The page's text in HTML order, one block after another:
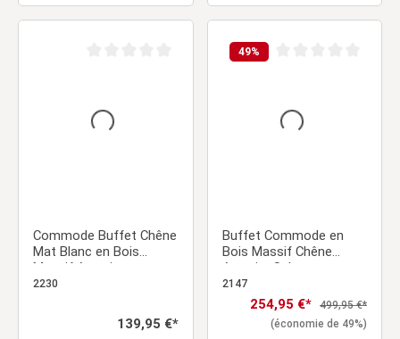
Commode Buffet Chêne
Mat Blanc en Bois
Massif Armoire
Sideboard
2230
Prix régulier :
139,95 €*
49%
Buffet Commode en
Bois Massif Chêne
Armoire Salon
Rangement 4 Tiroirs
Sideboard Look
Industriel
2147
Prix de vente :
254,95 €* Prix régulier :
499,95 €*
(économie de 49%)